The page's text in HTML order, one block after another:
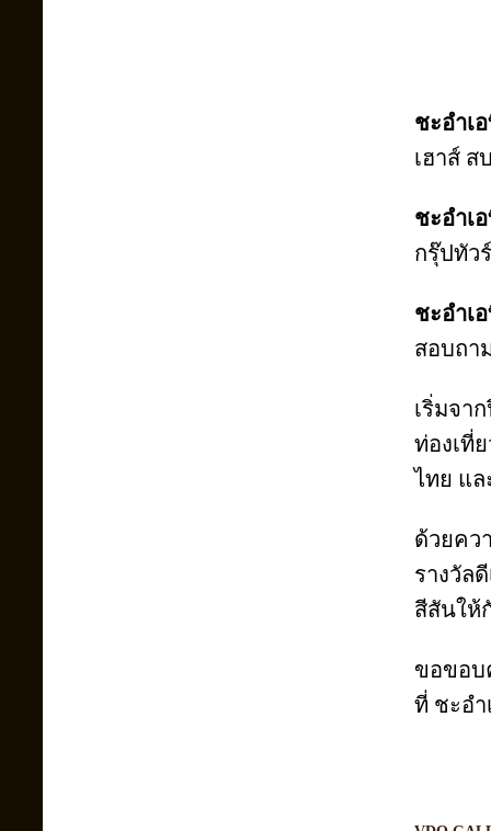
ชะอำเ
เฮาส์ ส
ชะอำเ
กรุ๊ปทัว
ชะอำเ
สอบถา
เริ่มจา
ท่องเที่
ไทย แ
ด้วยคว
รางวัล
สีสันให้
ขอขอบ
ที่ ชะอ